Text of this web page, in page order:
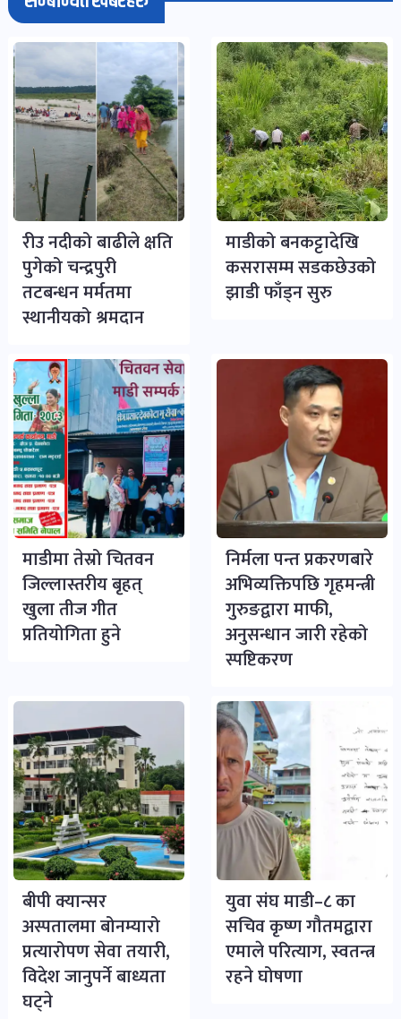
रीउ नदीको बाढीले क्षति
पुगेको चन्द्रपुरी
तटबन्धन मर्मतमा
स्थानीयको श्रमदान
माडीको बनकट्टादेखि
कसरासम्म सडकछेउको
झाडी फाँड्न सुरु
माडीमा तेस्रो चितवन
जिल्लास्तरीय बृहत्
खुला तीज गीत
प्रतियोगिता हुने
निर्मला पन्त प्रकरणबारे
अभिव्यक्तिपछि गृहमन्त्री
गुरुङद्वारा माफी,
अनुसन्धान जारी रहेको
स्पष्टिकरण
बीपी क्यान्सर
अस्पतालमा बोनम्यारो
प्रत्यारोपण सेवा तयारी,
विदेश जानुपर्ने बाध्यता
घट्ने
युवा संघ माडी–८ का
सचिव कृष्ण गौतमद्वारा
एमाले परित्याग, स्वतन्त्र
रहने घोषणा